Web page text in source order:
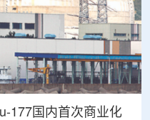
177国内首次商业化